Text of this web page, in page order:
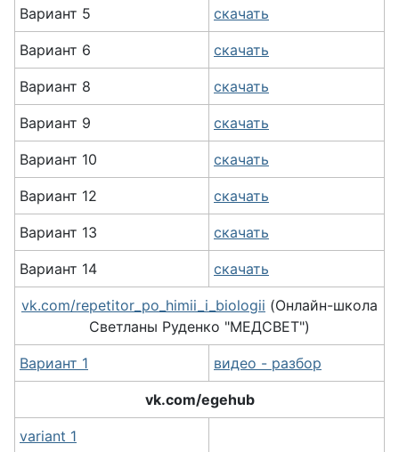
Вариант 5 скачать
Вариант 6 скачать
Вариант 8 скачать
Вариант 9 скачать
Вариант 10 скачать
Вариант 12 скачать
Вариант 13 скачать
Вариант 14 скачать
vk.com/repetitor_po_himii_i_biologii (Онлайн-школа
Светланы Руденко "МЕДСВЕТ")
Вариант 1 видео - разбор
vk.com/egehub
variant 1